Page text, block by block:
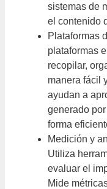
sistemas de
el contenido
Plataformas
plataformas
recopilar,
manera fácil
ayudan a
generado
forma
Medición y
Utiliza
evaluar el
Mide